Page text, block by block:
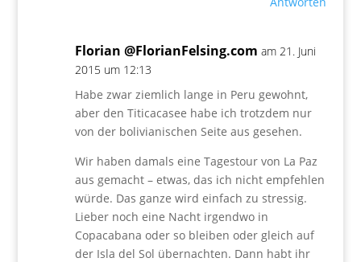
Florian @FlorianFelsing.com am 21. Juni
2015 um 12:13
Habe zwar ziemlich lange in Peru gewohnt,
aber den Titicacasee habe ich trotzdem nur
von der bolivianischen Seite aus gesehen.
Wir haben damals eine Tagestour von La Paz
aus gemacht – etwas, das ich nicht empfehlen
würde. Das ganze wird einfach zu stressig.
Lieber noch eine Nacht irgendwo in
Copacabana oder so bleiben oder gleich auf
der Isla del Sol übernachten. Dann habt ihr